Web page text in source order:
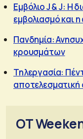
Εμβόλιο J & J: Η
εμβολιασμό και
Πανδημία:
κρουσμάτων
Τηλεργασία:
αποτελεσματική
OT